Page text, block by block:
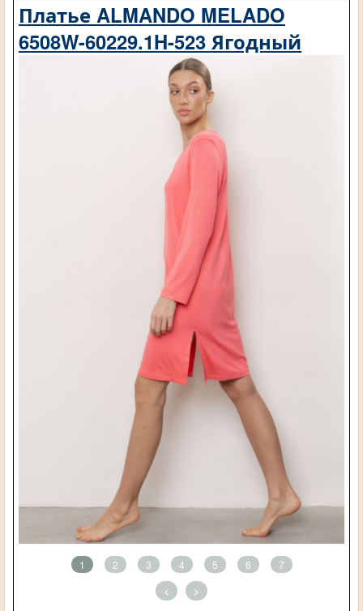
Платье ALMANDO MELADO
6508W-60229.1H-523 Ягодный
1 2 3 4 5 6 7
< >